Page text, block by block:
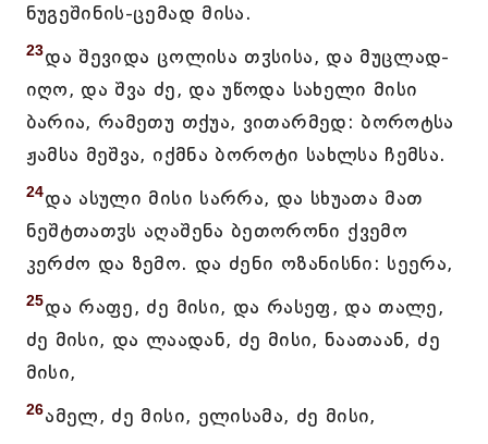
ნუგეშინის-ცემად მისა.
23და შევიდა ცოლისა თჳსისა, და მუცლად-
იღო, და შვა ძე, და უწოდა სახელი მისი
ბარია, რამეთუ თქუა, ვითარმედ: ბოროტსა
ჟამსა მეშვა, იქმნა ბოროტი სახლსა ჩემსა.
24და ასული მისი სარრა, და სხუათა მათ
ნეშტთათჳს აღაშენა ბეთორონი ქვემო
კერძო და ზემო. და ძენი ოზანისნი: სეერა,
25და რაფე, ძე მისი, და რასეფ, და თალე,
ძე მისი, და ლაადან, ძე მისი, ნაათაან, ძე
მისი,
26ამელ, ძე მისი, ელისამა, ძე მისი,